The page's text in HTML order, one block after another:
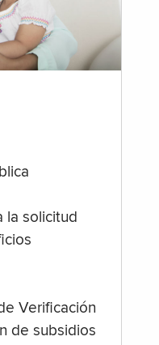
la solicitud
Verificación
de subsidios